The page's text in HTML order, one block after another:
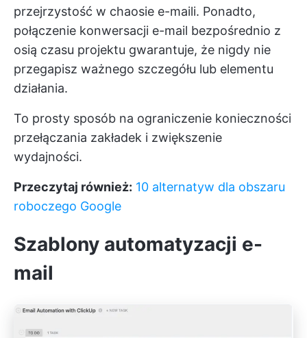
przejrzystość w chaosie e-maili. Ponadto,
połączenie konwersacji e-mail bezpośrednio z
osią czasu projektu gwarantuje, że nigdy nie
przegapisz ważnego szczegółu lub elementu
działania.
To prosty sposób na ograniczenie konieczności
przełączania zakładek i zwiększenie
wydajności.
Przeczytaj również: 10 alternatyw dla obszaru
roboczego Google
Szablony automatyzacji e-
mail